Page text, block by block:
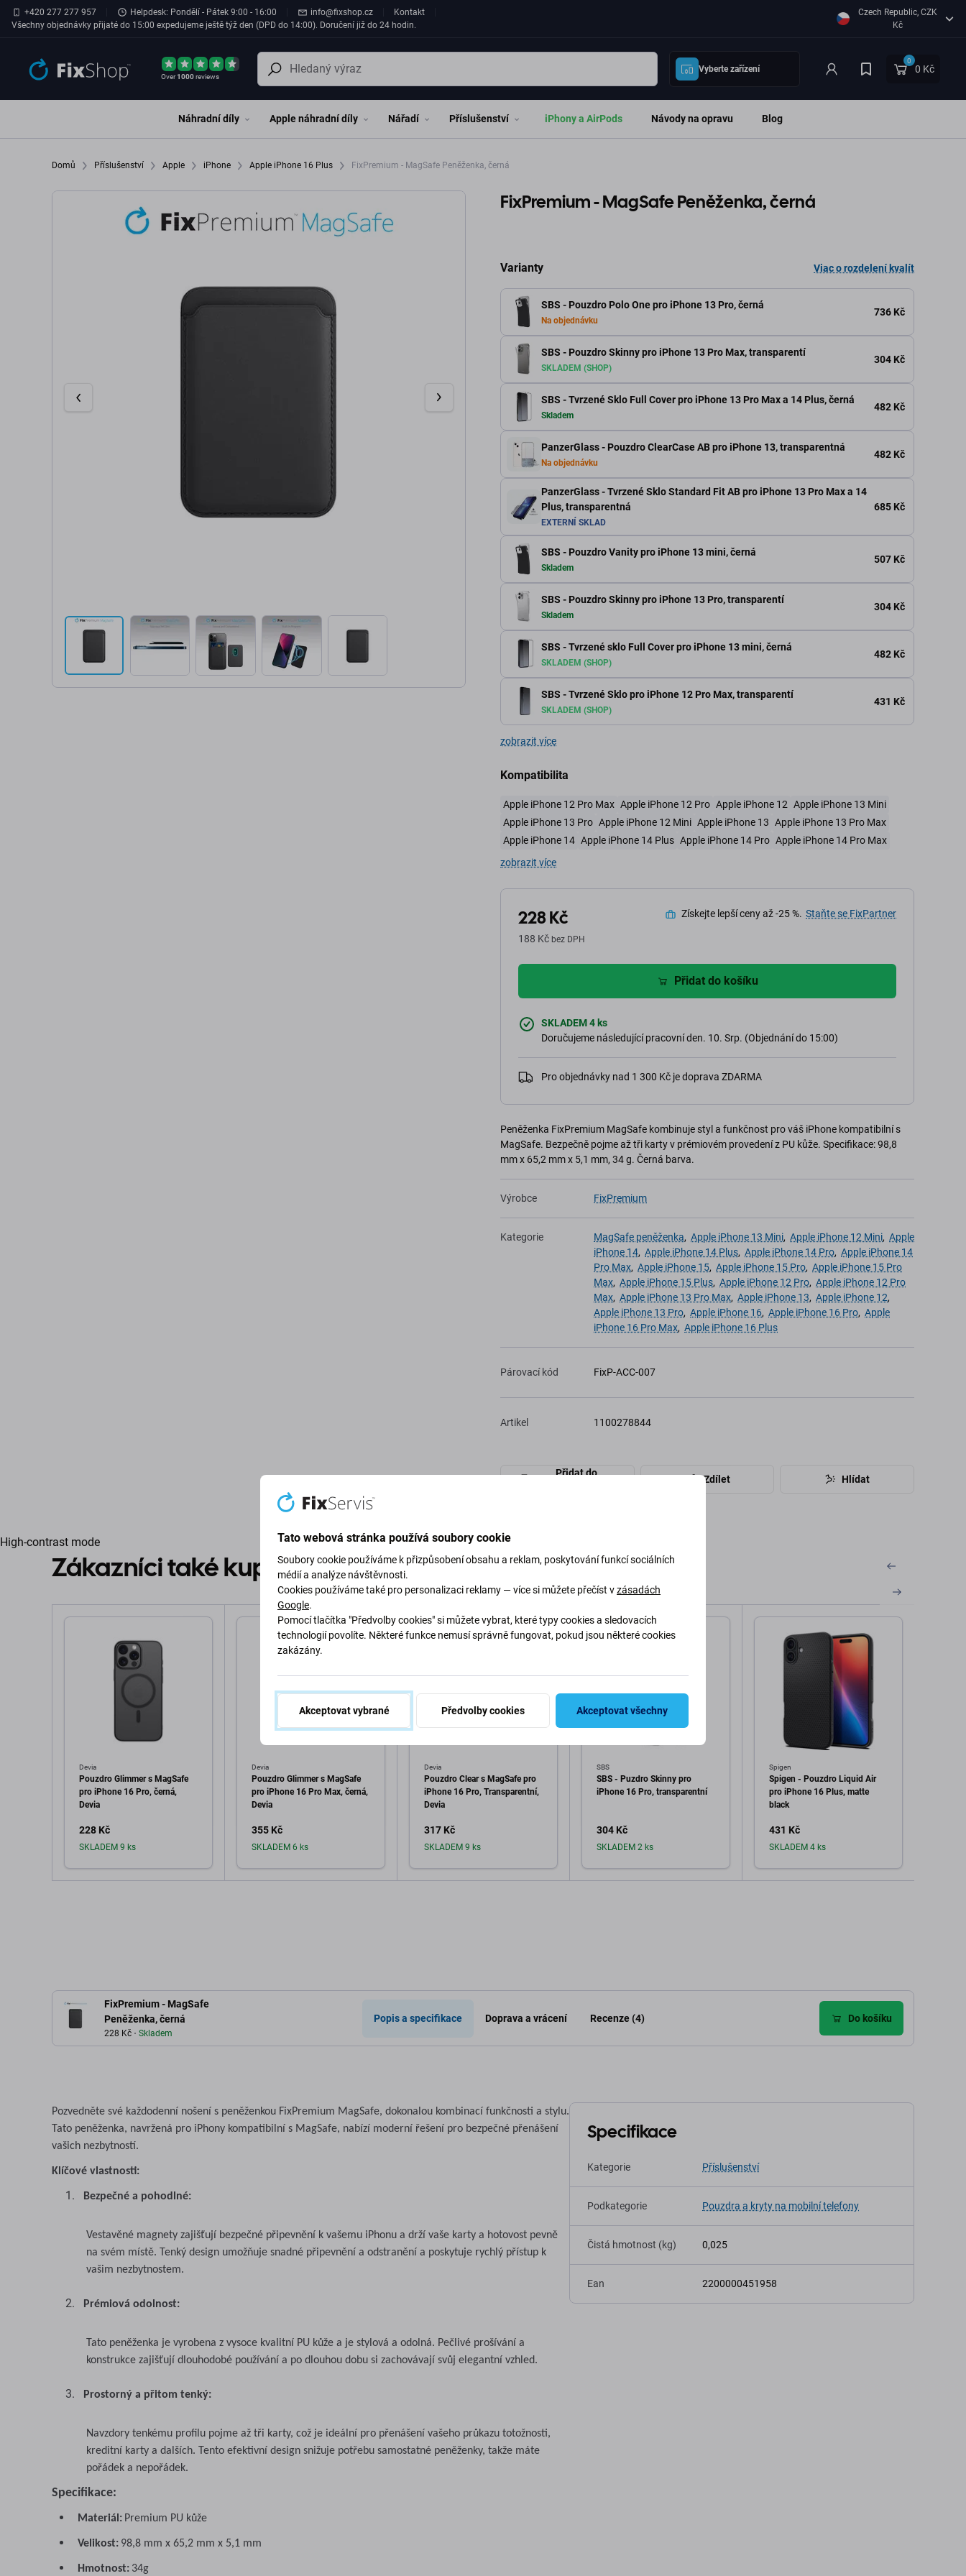
Přeskočit na hlavní obsah
+420 277 277 957 Helpdesk: Pondělí - Pátek 9:00 - 16:00 info@fixshop.cz
Kontakt
Všechny objednávky přijaté do 15:00 expedujeme ještě týž den (DPD do 14:00). Doručení již do 24 hodin.
Czech Republic, CZK
Kč
Over1000reviews
Vyberte zařízení
0
0 Kč
Náhradní díly Apple náhradní díly Nářadí Příslušenství iPhony a AirPods Návody na opravu Blog
Domů Příslušenství Apple iPhone Apple iPhone 16 Plus FixPremium - MagSafe Peněženka, černá
FixPremium - MagSafe Peněženka, černá
Varianty Viac o rozdelení kvalít
SBS - Pouzdro Polo One pro iPhone 13 Pro, černá
Na objednávku
736 Kč
SBS - Pouzdro Skinny pro iPhone 13 Pro Max, transparentí
SKLADEM (SHOP)
304 Kč
SBS - Tvrzené Sklo Full Cover pro iPhone 13 Pro Max a 14 Plus, černá
Skladem
482 Kč
PanzerGlass - Pouzdro ClearCase AB pro iPhone 13, transparentná
Na objednávku
482 Kč
PanzerGlass - Tvrzené Sklo Standard Fit AB pro iPhone 13 Pro Max a 14
Plus, transparentná
EXTERNÍ SKLAD
685 Kč
SBS - Pouzdro Vanity pro iPhone 13 mini, černá
Skladem
507 Kč
SBS - Pouzdro Skinny pro iPhone 13 Pro, transparentí
Skladem
304 Kč
SBS - Tvrzené sklo Full Cover pro iPhone 13 mini, černá
SKLADEM (SHOP)
482 Kč
SBS - Tvrzené Sklo pro iPhone 12 Pro Max, transparentí
SKLADEM (SHOP)
431 Kč
zobrazit více
Kompatibilita
Apple iPhone 12 Pro Max Apple iPhone 12 Pro Apple iPhone 12 Apple iPhone 13 Mini
Apple iPhone 13 Pro Apple iPhone 12 Mini Apple iPhone 13 Apple iPhone 13 Pro Max
Apple iPhone 14 Apple iPhone 14 Plus Apple iPhone 14 Pro Apple iPhone 14 Pro Max
zobrazit více
228 Kč
188 Kč bez DPH
Získejte lepší ceny až -25 %. Staňte se FixPartner
Přidat do košíku
SKLADEM 4 ks
Doručujeme následující pracovní den. 10. Srp. (Objednání do 15:00)
Pro objednávky nad 1 300 Kč je doprava ZDARMA
Peněženka FixPremium MagSafe kombinuje styl a funkčnost pro váš iPhone kompatibilní s
MagSafe. Bezpečně pojme až tři karty v prémiovém provedení z PU kůže. Specifikace: 98,8
mm x 65,2 mm x 5,1 mm, 34 g. Černá barva.
Výrobce FixPremium
Kategorie MagSafe peněženka, Apple iPhone 13 Mini, Apple iPhone 12 Mini, Apple
iPhone 14, Apple iPhone 14 Plus, Apple iPhone 14 Pro, Apple iPhone 14
Pro Max, Apple iPhone 15, Apple iPhone 15 Pro, Apple iPhone 15 Pro
Max, Apple iPhone 15 Plus, Apple iPhone 12 Pro, Apple iPhone 12 Pro
Max, Apple iPhone 13 Pro Max, Apple iPhone 13, Apple iPhone 12,
Apple iPhone 13 Pro, Apple iPhone 16, Apple iPhone 16 Pro, Apple
iPhone 16 Pro Max, Apple iPhone 16 Plus
Párovací kód FixP-ACC-007
Artikel 1100278844
Přidat do
Zdílet Hlídat
High-contrast mode
Zákazníci také kupují
Devia
Pouzdro Glimmer s MagSafe
pro iPhone 16 Pro, černá,
Devia
228 Kč
SKLADEM 9 ks
Devia
Pouzdro Glimmer s MagSafe
pro iPhone 16 Pro Max, černá,
Devia
355 Kč
SKLADEM 6 ks
Devia
Pouzdro Clear s MagSafe pro
iPhone 16 Pro, Transparentní,
Devia
317 Kč
SKLADEM 9 ks
SBS
SBS - Puzdro Skinny pro
iPhone 16 Pro, transparentní
304 Kč
SKLADEM 2 ks
Spigen
Spigen - Pouzdro Liquid Air
pro iPhone 16 Plus, matte
black
431 Kč
SKLADEM 4 ks
FixPremium - MagSafe
Peněženka, černá
228 Kč Skladem
Popis a specifikace Doprava a vrácení Recenze (4) Do košíku
Pozvedněte své každodenní nošení s peněženkou FixPremium MagSafe, dokonalou kombinací funkčnosti a stylu.
Tato peněženka, navržená pro iPhony kompatibilní s MagSafe, nabízí moderní řešení pro bezpečné přenášení
vašich nezbytností.
Klíčové vlastnosti:
Bezpečné a pohodlné:
Vestavěné magnety zajišťují bezpečné připevnění k vašemu iPhonu a drží vaše karty a hotovost pevně
na svém místě. Tenký design umožňuje snadné připevnění a odstranění a poskytuje rychlý přístup k
vašim nezbytnostem.
Prémiová odolnost:
Tato peněženka je vyrobena z vysoce kvalitní PU kůže a je stylová a odolná. Pečlivé prošívání a
konstrukce zajišťují dlouhodobé používání a po dlouhou dobu si zachovávají svůj elegantní vzhled.
Prostorný a přitom tenký:
Navzdory tenkému profilu pojme až tři karty, což je ideální pro přenášení vašeho průkazu totožnosti,
kreditní karty a dalších. Tento efektivní design snižuje potřebu samostatné peněženky, takže máte
pořádek a nepořádek.
Specifikace:
Materiál: Premium PU kůže
Velikost: 98,8 mm x 65,2 mm x 5,1 mm
Hmotnost: 34g
Specifikace
Kategorie Příslušenství
Podkategorie Pouzdra a kryty na mobilní telefony
Čistá hmotnost (kg) 0,025
Ean 2200000451958
Tato webová stránka používá soubory cookie
Soubory cookie používáme k přizpůsobení obsahu a reklam, poskytování funkcí sociálních
médií a analýze návštěvnosti.
Cookies používáme také pro personalizaci reklamy — více si můžete přečíst vzásadách
Google.
Pomocí tlačítka "Předvolby cookies" si můžete vybrat, které typy cookies a sledovacích
technologií povolíte. Některé funkce nemusí správně fungovat, pokud jsou některé cookies
zakázány.
Akceptovat vybrané Předvolby cookies Akceptovat všechny